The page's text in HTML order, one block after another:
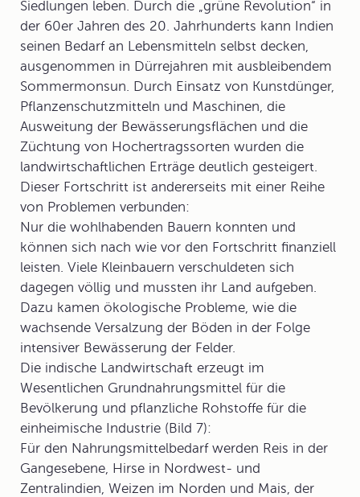
Siedlungen leben. Durch die „grüne Revolution“ in
der 60er Jahren des 20. Jahrhunderts kann Indien
seinen Bedarf an Lebensmitteln selbst decken,
ausgenommen in Dürrejahren mit ausbleibendem
Sommermonsun. Durch Einsatz von Kunstdünger,
Pflanzenschutzmitteln und Maschinen, die
Ausweitung der Bewässerungsflächen und die
Züchtung von Hochertragssorten wurden die
landwirtschaftlichen Erträge deutlich gesteigert.
Dieser Fortschritt ist andererseits mit einer Reihe
von Problemen verbunden:
Nur die wohlhabenden Bauern konnten und
können sich nach wie vor den Fortschritt finanziell
leisten. Viele Kleinbauern verschuldeten sich
dagegen völlig und mussten ihr Land aufgeben.
Dazu kamen ökologische Probleme, wie die
wachsende Versalzung der Böden in der Folge
intensiver Bewässerung der Felder.
Die indische Landwirtschaft erzeugt im
Wesentlichen Grundnahrungsmittel für die
Bevölkerung und pflanzliche Rohstoffe für die
einheimische Industrie (Bild 7):
Für den Nahrungsmittelbedarf werden Reis in der
Gangesebene, Hirse in Nordwest- und
Zentralindien, Weizen im Norden und Mais, der